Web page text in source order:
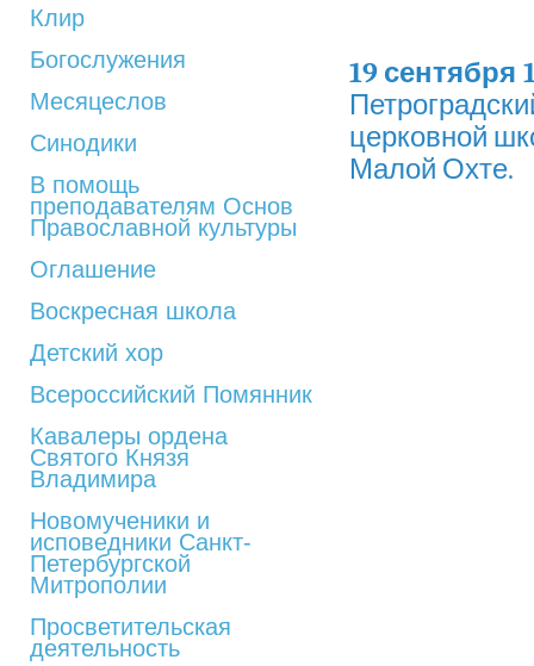
Клир
Богослужения
Месяцеслов
Синодики
В помощь
преподавателям Основ
Православной культуры
Оглашение
Воскресная школа
Детский хор
Всероссийский Помянник
Кавалеры ордена
Святого Князя
Владимира
Новомученики и
исповедники Санкт-
Петербургской
Митрополии
Просветительская
деятельность
19 сентября
церковной
Малой Охте.